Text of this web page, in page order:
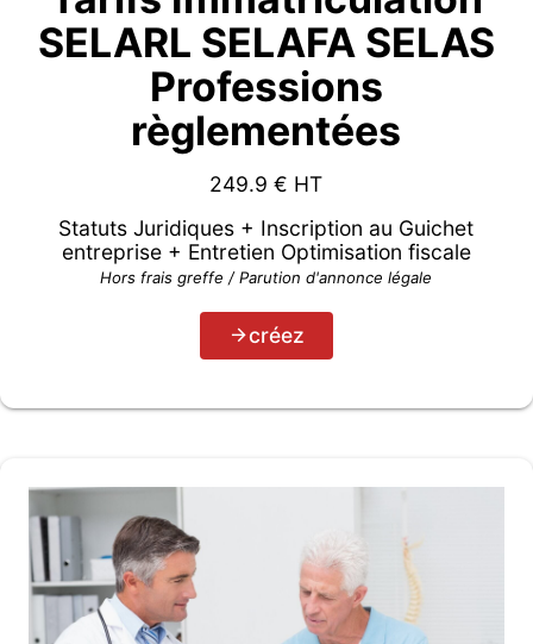
SELARL SELAFA SELAS
Professions
règlementées
249.9 € HT
Statuts Juridiques + Inscription au Guichet
entreprise + Entretien Optimisation fiscale
Hors frais greffe / Parution d'annonce légale
créez